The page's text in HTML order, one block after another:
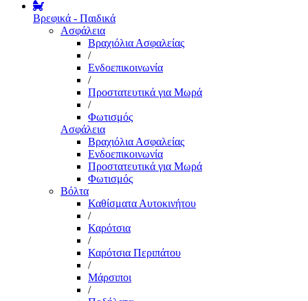
Βρεφικά - Παιδικά
Ασφάλεια
Βραχιόλια Ασφαλείας
/
Ενδοεπικοινωνία
/
Προστατευτικά για Μωρά
/
Φωτισμός
Ασφάλεια
Βραχιόλια Ασφαλείας
Ενδοεπικοινωνία
Προστατευτικά για Μωρά
Φωτισμός
Βόλτα
Καθίσματα Αυτοκινήτου
/
Καρότσια
/
Καρότσια Περιπάτου
/
Μάρσιποι
/